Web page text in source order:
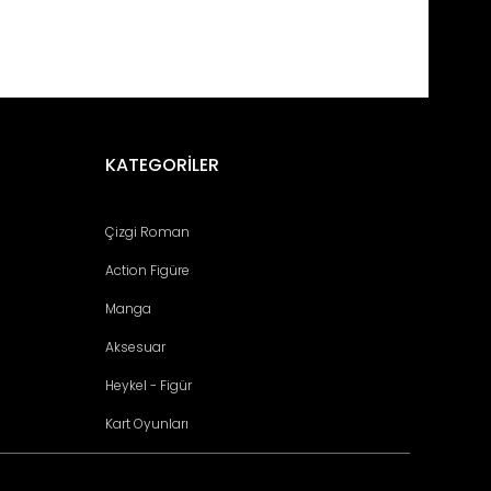
GELMESİ ŞARTT
KATEGORİLER
Çizgi Roman
Action Figüre
Manga
Aksesuar
Heykel - Figür
Kart Oyunları